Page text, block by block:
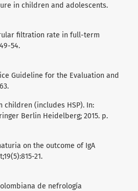
in children and adolescents.
filtration rate in full-term
54.
Guideline for the Evaluation and
children (includes HSP). In:
Berlin Heidelberg; 2015. p.
on the outcome of IgA
21.
de nefrología